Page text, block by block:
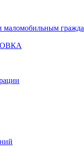
маломобильным